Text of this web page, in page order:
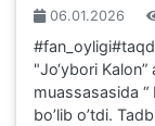
06.01.2026
"Jo‘ybori
muassasasida
bo’lib o’tdi.